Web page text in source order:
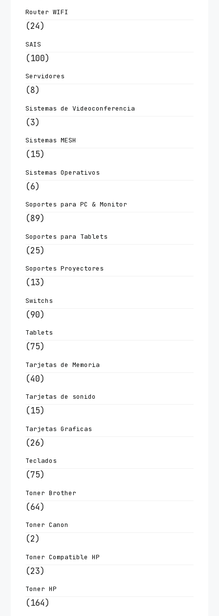
Router WIFI
(24)
SAIS
(100)
Servidores
(8)
Sistemas de Videoconferencia
(3)
Sistemas MESH
(15)
Sistemas Operativos
(6)
Soportes para PC & Monitor
(89)
Soportes para Tablets
(25)
Soportes Proyectores
(13)
Switchs
(90)
Tablets
(75)
Tarjetas de Memoria
(40)
Tarjetas de sonido
(15)
Tarjetas Graficas
(26)
Teclados
(75)
Toner Brother
(64)
Toner Canon
(2)
Toner Compatible HP
(23)
Toner HP
(164)